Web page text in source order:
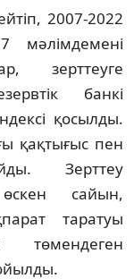
2007-2022
мәлімдемені
зерттеуге
банкі
қосылды.
қақтығыс пен
Зерттеу
сайын,
таратуы
төмендеген